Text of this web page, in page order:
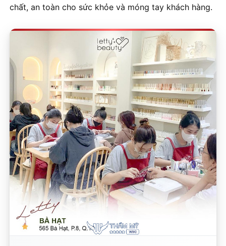
chất, an toàn cho sức khỏe và móng tay khách hàng.